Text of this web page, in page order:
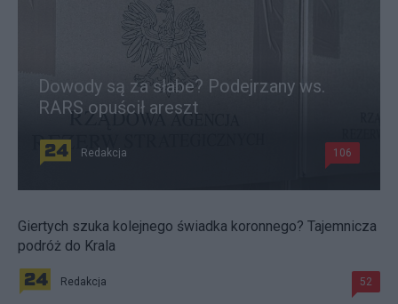
Dowody są za słabe? Podejrzany ws.
RARS opuścił areszt
Redakcja 106
Giertych szuka kolejnego świadka koronnego? Tajemnicza
podróż do Krala
Redakcja 52